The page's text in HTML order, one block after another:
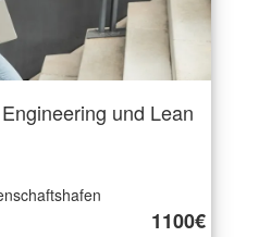
und Lean
1100€